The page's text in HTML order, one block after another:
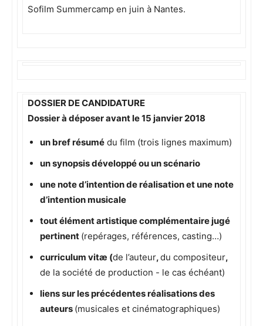
Sofilm Summercamp en juin à Nantes.
DOSSIER DE CANDIDATURE
Dossier à déposer avant le 15 janvier 2018
un bref résumé du film (trois lignes maximum)
un synopsis développé ou un scénario
une note d’intentionde réalisation et une note
d’intention musicale
tout élément artistique complémentaire jugé
pertinent (repérages, références, casting…)
curriculum vitæ (de l’auteur,du compositeur,
de la société de production - le cas échéant)
liens sur les précédentes réalisations des
auteurs (musicales et cinématographiques)